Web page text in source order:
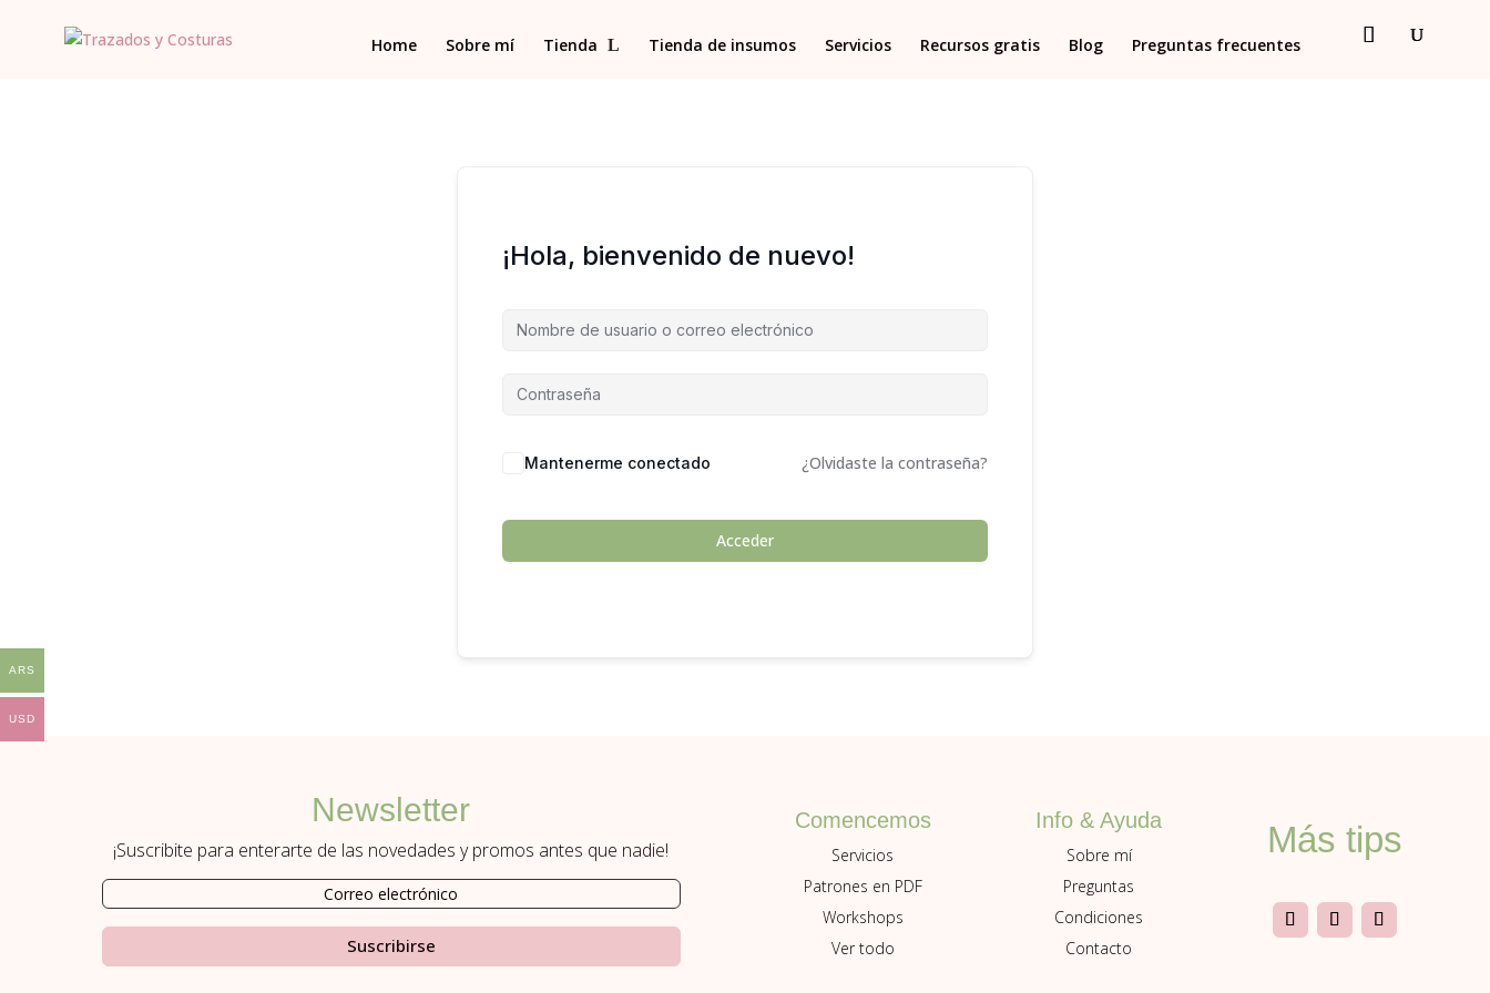
Home Sobre mí Tienda Tienda de insumos Servicios Recursos gratis Blog Preguntas frecuentes
¡Hola, bienvenido de nuevo!
Mantenerme conectado ¿Olvidaste la contraseña?
Acceder
Newsletter
¡Suscribite para enterarte de las novedades y promos antes que nadie!
Suscribirse
Comencemos
Servicios
Patrones en PDF
Workshops
Ver todo
Info & Ayuda
Sobre mí
Preguntas
Condiciones
Contacto
Más tips
ARS
USD